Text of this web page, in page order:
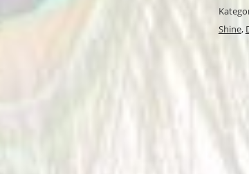
Shine,